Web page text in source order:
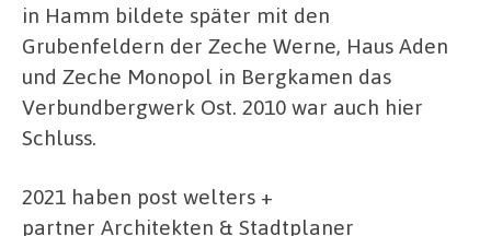
in Hamm bildete später mit den
Grubenfeldern der Zeche Werne, Haus Aden
und Zeche Monopol in Bergkamen das
Verbundbergwerk Ost. 2010 war auch hier
Schluss.
2021 haben post welters +
partner Architekten & Stadtplaner